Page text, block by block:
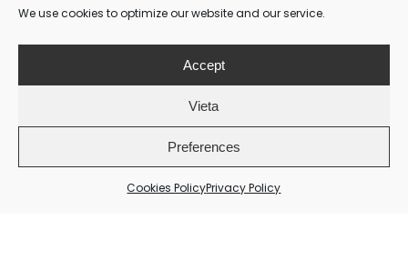
We use cookies to optimize our website and our service.
Accept
Vieta
Preferences
Cookies PolicyPrivacy Policy
Konto
Zahlungen
Zahlungsmethoden: